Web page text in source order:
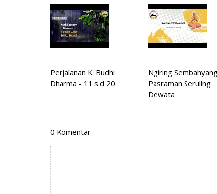
Perjalanan Ki Budhi
Dharma - 11 s.d 20
Ngiring
Pasraman Seruling
Dewata
0 Komentar